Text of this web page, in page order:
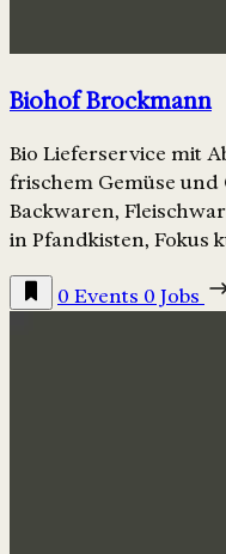
Biohof Brockmann
Bio Lieferservice mit
frischem Gemüse
Backwaren,
in Pfandkisten, Fokus
0 Events 0 Jobs